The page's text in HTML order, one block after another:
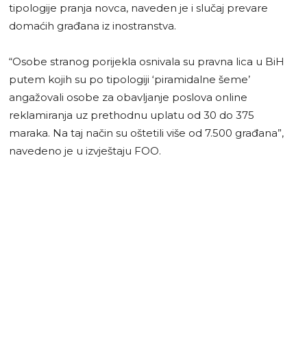
tipologije pranja novca, naveden je i slučaj prevare
domaćih građana iz inostranstva.
“Osobe stranog porijekla osnivala su pravna lica u BiH
putem kojih su po tipologiji ‘piramidalne šeme’
angažovali osobe za obavljanje poslova online
reklamiranja uz prethodnu uplatu od 30 do 375
maraka. Na taj način su oštetili više od 7.500 građana”,
navedeno je u izvještaju FOO.